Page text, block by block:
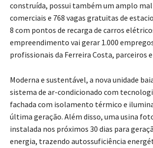
construída, possui também um amplo
comerciais e 768 vagas gratuitas de
8 com pontos de recarga de carros
empreendimento vai gerar 1.000
profissionais da Ferreira Costa, parceiros
Moderna e sustentável, a nova unidade
sistema de ar-condicionado com
fachada com isolamento térmico e
última geração. Além disso, uma usina
instalada nos próximos 30 dias para
energia, trazendo autossuficiência